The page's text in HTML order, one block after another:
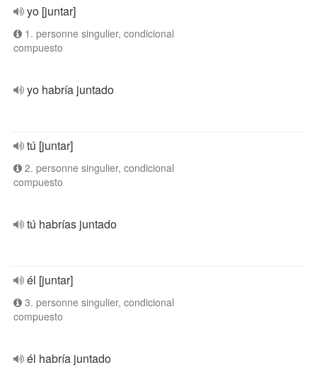
yo [juntar]
1. personne singulier, condicional
compuesto
yo habría juntado
tú [juntar]
2. personne singulier, condicional
compuesto
tú habrías juntado
él [juntar]
3. personne singulier, condicional
compuesto
él habría juntado